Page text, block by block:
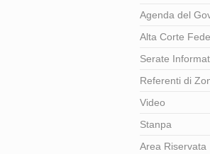
Agenda del
Alta Corte
Serate
Referenti di
Video
Stanpa
Area Riservata